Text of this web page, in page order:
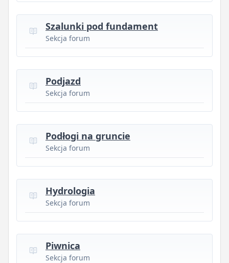
Szalunki pod fundament
Sekcja forum
Podjazd
Sekcja forum
Podłogi na gruncie
Sekcja forum
Hydrologia
Sekcja forum
Piwnica
Sekcja forum